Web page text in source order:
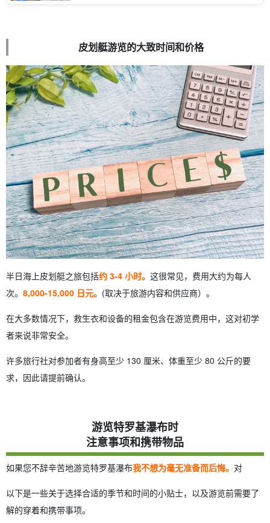
皮划艇游览的大致时间和价格
半日海上皮划艇之旅包括约 3-4 小时。 这很常见，费用大约为每人
次。 8,000-15,000 日元。 (取决于旅游内容和供应商）。
在大多数情况下，救生衣和设备的租金包含在游览费用中，这对初学
者来说非常安全。
许多旅行社对参加者有身高至少 130 厘米、体重至少 80 公斤的要
求，因此请提前确认。
游览特罗基瀑布时
注意事项和携带物品
如果您不辞辛苦地游览特罗基瀑布我不想为毫无准备而后悔。 对
以下是一些关于选择合适的季节和时间的小贴士，以及游览前需要了
解的穿着和携带事项。